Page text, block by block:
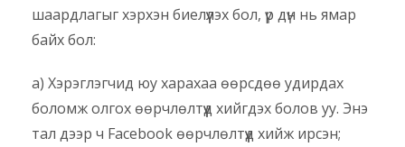
шаардлагыг хэрхэн биелүүлэх бол, үр дүн нь ямар
байх бол:
a) Хэрэглэгчид юу харахаа өөрсдөө удирдах
боломж олгох өөрчлөлтүүд хийгдэх болов уу. Энэ
тал дээр ч Facebook өөрчлөлтүүд хийж ирсэн;